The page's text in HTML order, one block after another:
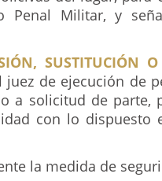
Penal Militar, y
SUSTITUCIÓN
juez de ejecución de
a solicitud de parte,
con lo dispuesto
la medida de